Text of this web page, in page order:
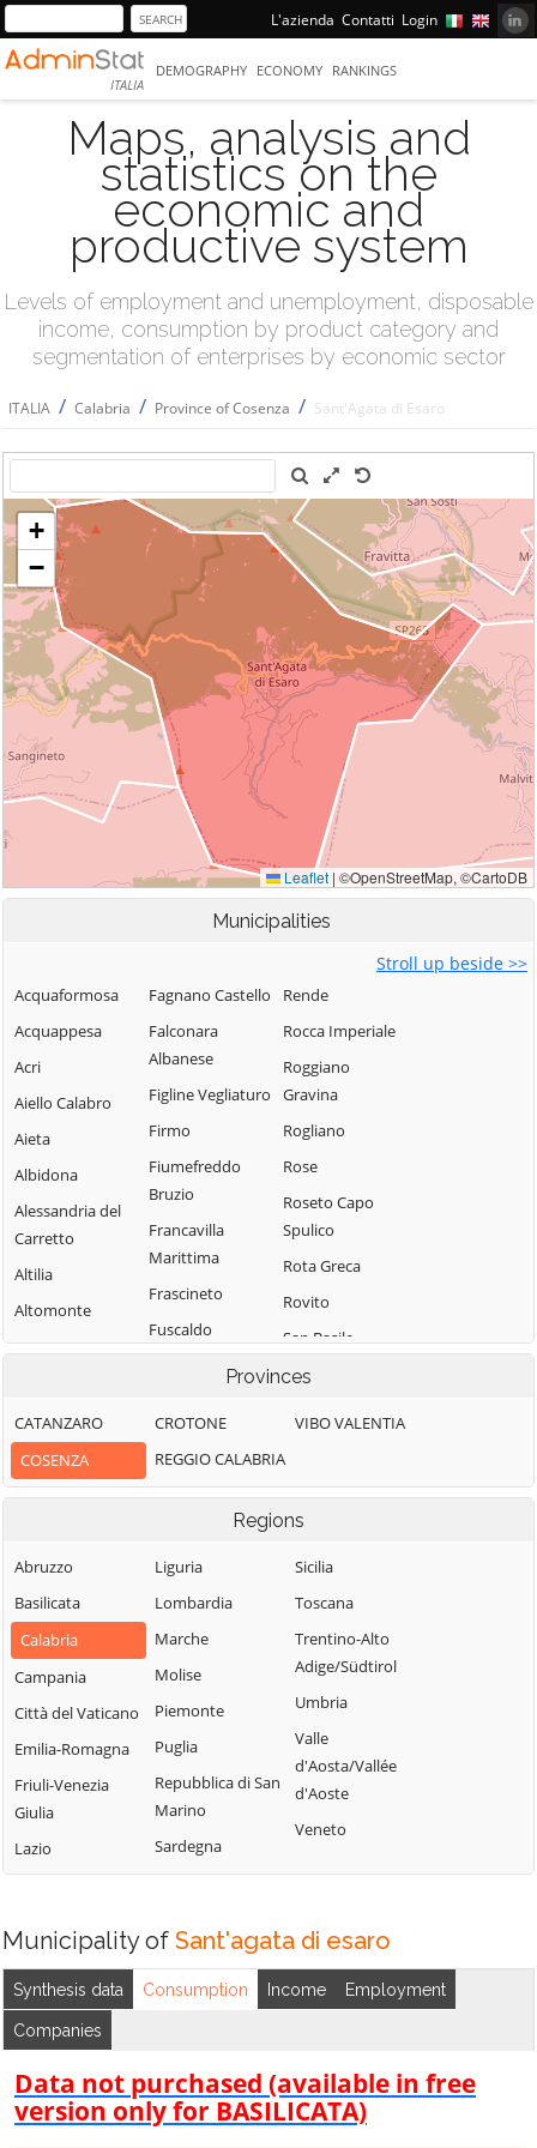
L'azienda Contatti Login
ITALIA
DEMOGRAPHY ECONOMY RANKINGS
Maps, analysis and
statistics on the
economic and
productive system
Levels of employment and unemployment, disposable
income, consumption by product category and
segmentation of enterprises by economic sector
ITALIA / Calabria / Province of Cosenza / Sant'Agata di Esaro
Municipalities
Stroll up beside >>
Acquaformosa
Acquappesa
Acri
Aiello Calabro
Aieta
Albidona
Alessandria del
Carretto
Altilia
Altomonte
Amantea
Aprigliano
Belmonte
Calabro
Bianchi
Bisignano
Bocchigliero
Bonifati
Buonvicino
Calopezzati
Cariati
Carolei
Carpanzano
Casali del Manco
Cassano all'Ionio
Castiglione
Fagnano Castello
Falconara
Albanese
Figline Vegliaturo
Firmo
Fiumefreddo
Bruzio
Francavilla
Marittima
Frascineto
Fuscaldo
Piemontese
Lago
Laino Castello
Lappano
Lattarico
Longobardi
Longobucco
Lungro
Luzzi
Mandatoriccio
Mangone
Principato
Marzi
Rende
Rocca Imperiale
Roggiano
Gravina
Rogliano
Rose
Roseto Capo
Spulico
Rota Greca
Rovito
San Basile
San Benedetto
Albanese
San Demetrio
Corone
San Donato di
San Giorgio
Albanese
San Giovanni in
Fiore
San Lorenzo
Vallo
San Marco
Argentano
San Nicola Arcella
San Pietro in
Provinces
CATANZARO
COSENZA
CROTONE
REGGIO CALABRIA
VIBO VALENTIA
Regions
Abruzzo
Basilicata
Calabria
Campania
Città del Vaticano
Emilia-Romagna
Friuli-Venezia
Giulia
Lazio
Liguria
Lombardia
Marche
Molise
Piemonte
Puglia
Repubblica di San
Marino
Sardegna
Sicilia
Toscana
Trentino-Alto
Adige/Südtirol
Umbria
Valle
d'Aosta/Vallée
d'Aoste
Veneto
Municipality of Sant'agata di esaro
Synthesis data Consumption Income Employment
Companies
Data not purchased (available in free
version only for BASILICATA)